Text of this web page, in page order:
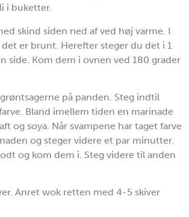
i buketter.
skind siden ned af ved høj varme. I
er brunt. Herefter steger du det i 1
side. Kom dem i ovnen ved 180 grader
på panden. Steg indtil
Bland imellem tiden en marinade
og soya. Når svampene har taget farve
og steger videre et par minutter.
og kom dem i. Steg videre til anden
Anret wok retten med 4-5 skiver